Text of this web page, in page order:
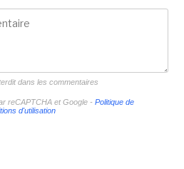
dans les commentaires
reCAPTCHA et Google - Politique de
d'utilisation